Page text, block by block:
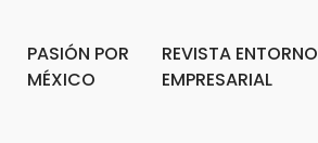
PASIÓN POR
MÉXICO
REVISTA ENTORNO
EMPRESARIAL